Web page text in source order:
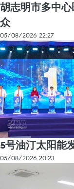
胡志明市多中
众
05/08/2026 22:27
5号油汀太阳能
05/08/2026 20:23